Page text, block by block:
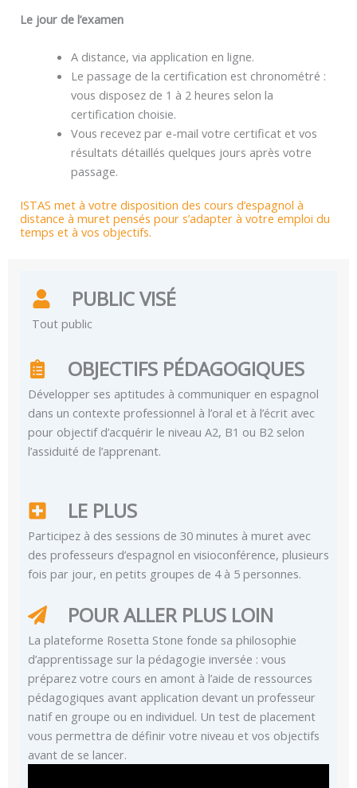
Le jour de l’examen
A distance, via application en ligne.
Le passage de la certification est chronométré :
vous disposez de 1 à 2 heures selon la
certification choisie.
Vous recevez par e-mail votre certificat et vos
résultats détaillés quelques jours après votre
passage.
ISTAS met à votre disposition des cours d’espagnol à
distance à muret pensés pour s’adapter à votre emploi du
temps et à vos objectifs.
PUBLIC VISÉ
Tout public
OBJECTIFS PÉDAGOGIQUES
Développer ses aptitudes à communiquer en espagnol
dans un contexte professionnel à l’oral et à l’écrit avec
pour objectif d’acquérir le niveau A2, B1 ou B2 selon
l’assiduité de l’apprenant.
LE PLUS
Participez à des sessions de 30 minutes à muret avec
des professeurs d’espagnol en visioconférence, plusieurs
fois par jour, en petits groupes de 4 à 5 personnes.
POUR ALLER PLUS LOIN
La plateforme Rosetta Stone fonde sa philosophie
d’apprentissage sur la pédagogie inversée : vous
préparez votre cours en amont à l’aide de ressources
pédagogiques avant application devant un professeur
natif en groupe ou en individuel. Un test de placement
vous permettra de définir votre niveau et vos objectifs
avant de se lancer.